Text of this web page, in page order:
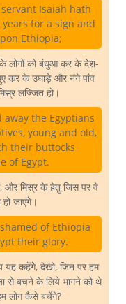
Isaiah hath
for a sign and
Ethiopia;
के लोगों को बंधुआ कर के देश-
कर के उघाड़े और नंगे पांव
लज्जित हो।
away the Egyptians
young and old,
their buttocks
of Egypt.
और मिस्र के हेतु जिस पर वे
जाएंगे।
of Ethiopia
their glory.
कहेंगे, देखो, जिन पर हम
से बचने के लिये भागने को थे
लोग कैसे बचेंगे?